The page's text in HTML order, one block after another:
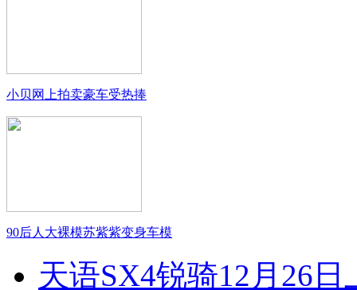
小贝网上拍卖豪车受热捧
90后人大裸模苏紫紫变身车模
天语SX4锐骑12月26